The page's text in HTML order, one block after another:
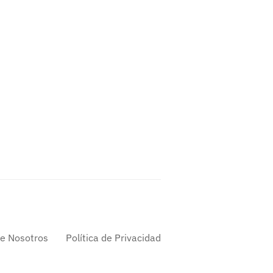
Nosotros Política de Privacidad